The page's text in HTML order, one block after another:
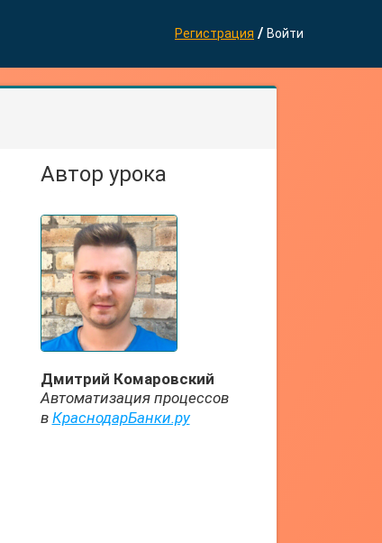
Регистрация / Войти
Автор урока
Дмитрий Комаровский
Автоматизация процессов
в КраснодарБанки.ру